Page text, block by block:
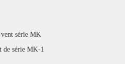
série MK
de série MK-1